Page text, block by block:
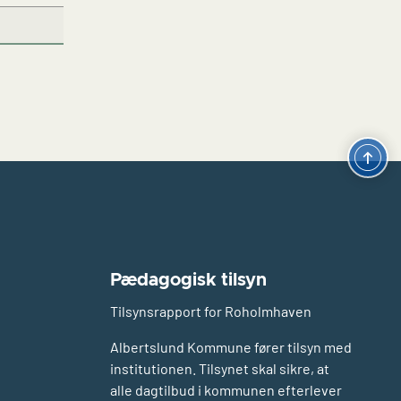
Pædagogisk tilsyn
Tilsynsrapport for Roholmhaven
Albertslund Kommune fører tilsyn med
institutionen. Tilsynet skal sikre, at
alle dagtilbud i kommunen efterlever